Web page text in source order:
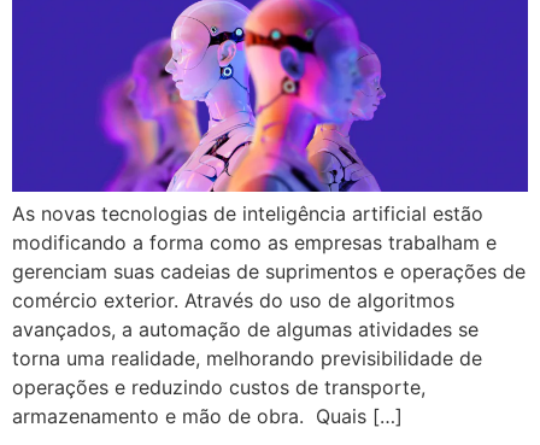
As novas tecnologias de inteligência artificial estão
modificando a forma como as empresas trabalham e
gerenciam suas cadeias de suprimentos e operações de
comércio exterior. Através do uso de algoritmos
avançados, a automação de algumas atividades se
torna uma realidade, melhorando previsibilidade de
operações e reduzindo custos de transporte,
armazenamento e mão de obra. Quais […]